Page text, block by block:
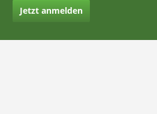
Jetzt anmelden